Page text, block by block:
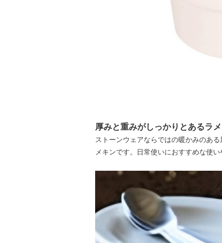
厚みと重みがしっかりとあるラ
ストーンウェアならではの暖かみのあ
メキンです。日常使いにおすすめな使